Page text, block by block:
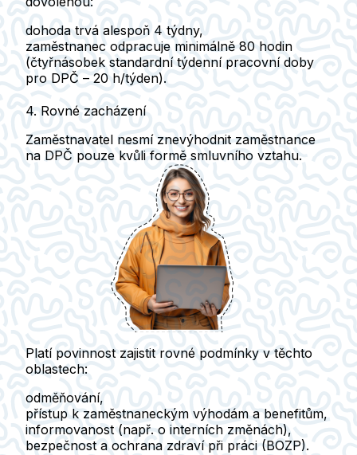
dohoda trvá alespoň 4 týdny,
zaměstnanec odpracuje minimálně 80 hodin
(čtyřnásobek standardní týdenní pracovní doby
pro DPČ – 20 h/týden).
4. Rovné zacházení
Zaměstnavatel nesmí znevýhodnit zaměstnance
na DPČ pouze kvůli formě smluvního vztahu.
Platí povinnost zajistit rovné podmínky v těchto
oblastech:
odměňování,
přístup k zaměstnaneckým výhodám a benefitům,
informovanost (např. o interních změnách),
bezpečnost a ochrana zdraví při práci (BOZP).